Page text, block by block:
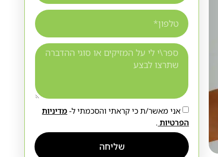
אני מאשר/ת כי קראתי והסכמתי ל-מדיניות
הפרטיות .
שליחה